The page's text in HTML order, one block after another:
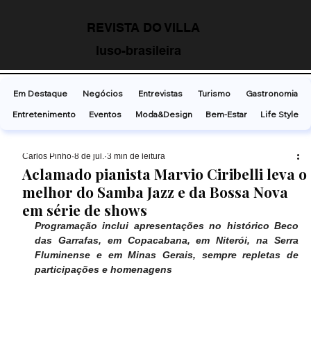
REVISTA DO VILLA
luso-brasileira
Aclamado pianista Marvio Ciribelli leva o
melhor do Samba Jazz e da Bossa Nova
em série de shows
Carlos Pinho 8 de jul. 3 min de leitura
Programação inclui apresentações no histórico Beco
das Garrafas, em Copacabana, em Niterói, na Serra
Fluminense e em Minas Gerais, sempre repletas de
participações e homenagens
Em Destaque Negócios Entrevistas Turismo
Gastronomia
Entretenimento
Eventos Moda&Design Bem-Estar Life Style